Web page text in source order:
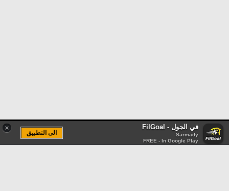
× في الجول - FilGoal
Sarmady
FREE - In Google Play
الى التطبيق